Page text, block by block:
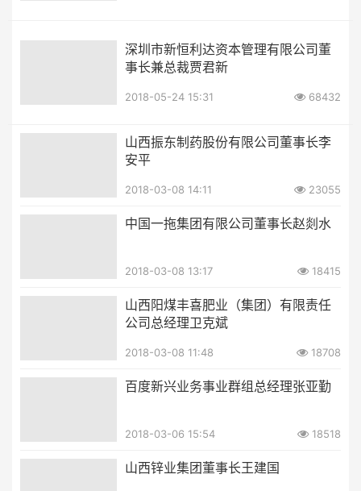
深圳市新恒利达资本管理有限公司董
事长兼总裁贾君新
2018-05-24 15:31 68432
山西振东制药股份有限公司董事长李
安平
2018-03-08 14:11 23055
中国一拖集团有限公司董事长赵剡水
2018-03-08 13:17 18415
山西阳煤丰喜肥业（集团）有限责任
公司总经理卫克斌
2018-03-08 11:48 18708
百度新兴业务事业群组总经理张亚勤
2018-03-06 15:54 18518
山西锌业集团董事长王建国